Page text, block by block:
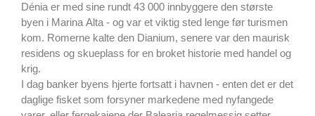
Dénia er med sine rundt 43 000 innbyggere den største
byen i Marina Alta - og var et viktig sted lenge før turismen
kom. Romerne kalte den Dianium, senere var den maurisk
residens og skueplass for en broket historie med handel og
krig.
I dag banker byens hjerte fortsatt i havnen - enten det er det
daglige fisket som forsyner markedene med nyfangede